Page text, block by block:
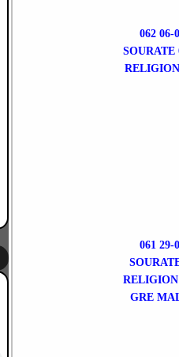
062 06-
SOURATE
061 29-
GRE